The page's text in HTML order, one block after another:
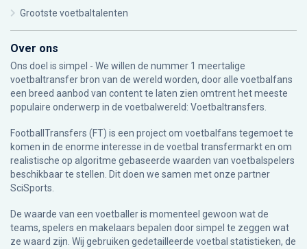
Grootste voetbaltalenten
Over ons
Ons doel is simpel - We willen de nummer 1 meertalige
voetbaltransfer bron van de wereld worden, door alle voetbalfans
een breed aanbod van content te laten zien omtrent het meeste
populaire onderwerp in de voetbalwereld: Voetbaltransfers.
FootballTransfers (FT) is een project om voetbalfans tegemoet te
komen in de enorme interesse in de voetbal transfermarkt en om
realistische op algoritme gebaseerde waarden van voetbalspelers
beschikbaar te stellen. Dit doen we samen met onze partner
SciSports
De waarde van een voetballer is momenteel gewoon wat de
teams, spelers en makelaars bepalen door simpel te zeggen wat
ze waard zijn. Wij gebruiken gedetailleerde voetbal statistieken, de